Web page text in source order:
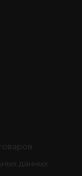
данных